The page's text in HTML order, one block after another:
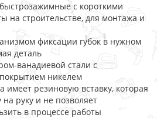
с короткими
на строительстве, для монтажа и
фиксации губок в нужном
деталь
ванадиевой стали с
никелем
имеет резиновую вставку, которая
на руку и не позволяет
в процессе работы